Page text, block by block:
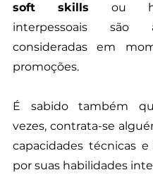
soft skills ou
interpessoais são
consideradas em
promoções.
É sabido também
vezes, contrata-se
capacidades técnicas
por suas habilidades